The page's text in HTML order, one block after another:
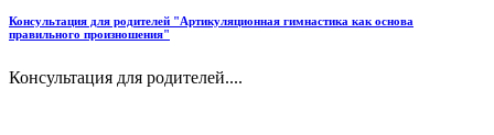
Консультация для родителей "Артикуляционная гимнастика как основа
правильного произношения"
Консультация для родителей....